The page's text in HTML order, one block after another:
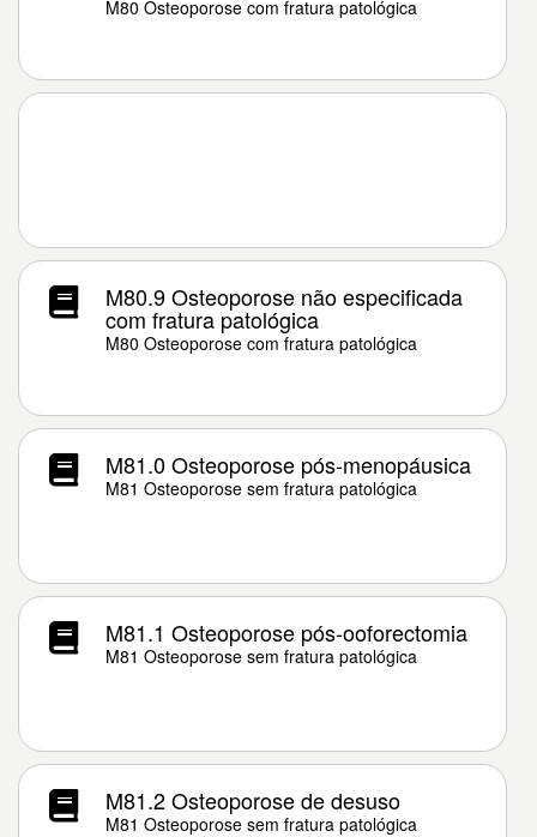
M80 Osteoporose com fratura patológica
M80.9 Osteoporose não especificada
com fratura patológica
M80 Osteoporose com fratura patológica
M81.0 Osteoporose pós-menopáusica
M81 Osteoporose sem fratura patológica
M81.1 Osteoporose pós-ooforectomia
M81 Osteoporose sem fratura patológica
M81.2 Osteoporose de desuso
M81 Osteoporose sem fratura patológica